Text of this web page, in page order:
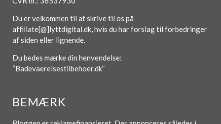
Du er velkommen til at skrive til os på
affiliate[@]lyttdigital.dk, hvis du har forslag til forbedringer
af siden eller lignende.
Du bedes mærke din henvendelse:
“Badevaerelsestilbehoer.dk”
BEMÆRK